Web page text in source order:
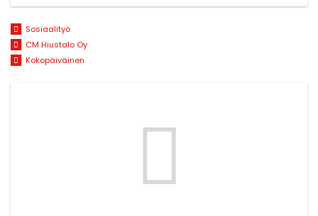
Sosiaalityö
CM Hiustalo Oy
Kokopäiväinen